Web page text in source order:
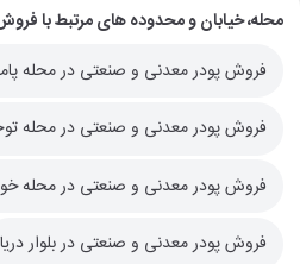
محله، خیابان و محدوده های مرتبط با
فروش پودر معدنی و صنعتی در محله
فروش پودر معدنی و صنعتی در محله
فروش پودر معدنی و صنعتی در محله
فروش پودر معدنی و صنعتی در بلوار دریا